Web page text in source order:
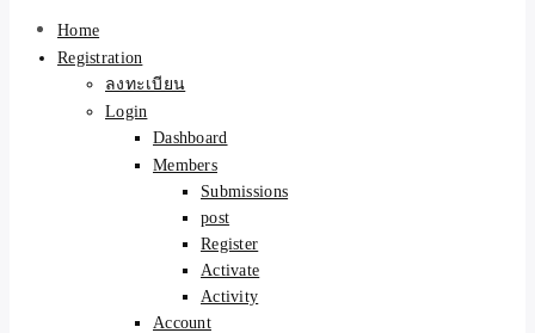
Home
Registration
ลงทะเบียน
Login
Dashboard
Members
Submissions
post
Register
Activate
Activity
Account